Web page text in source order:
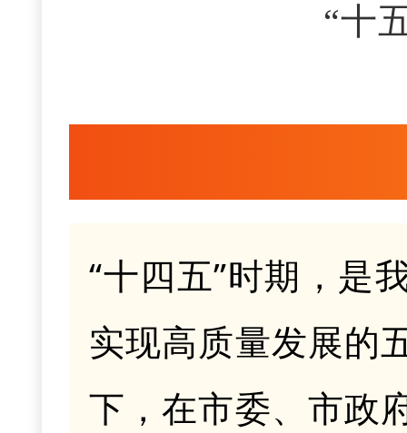
“十
“十四五”时期，是
实现高质量发展的
下，在市委、市政